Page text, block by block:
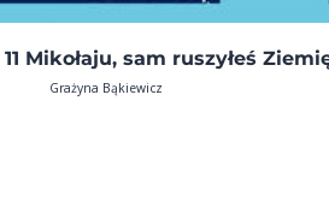
Mikołaju, sam ruszyłeś
Grażyna Bąkiewicz